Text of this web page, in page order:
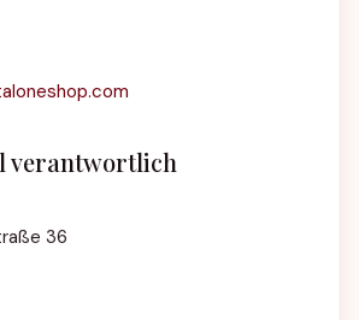
verantwortlich
36